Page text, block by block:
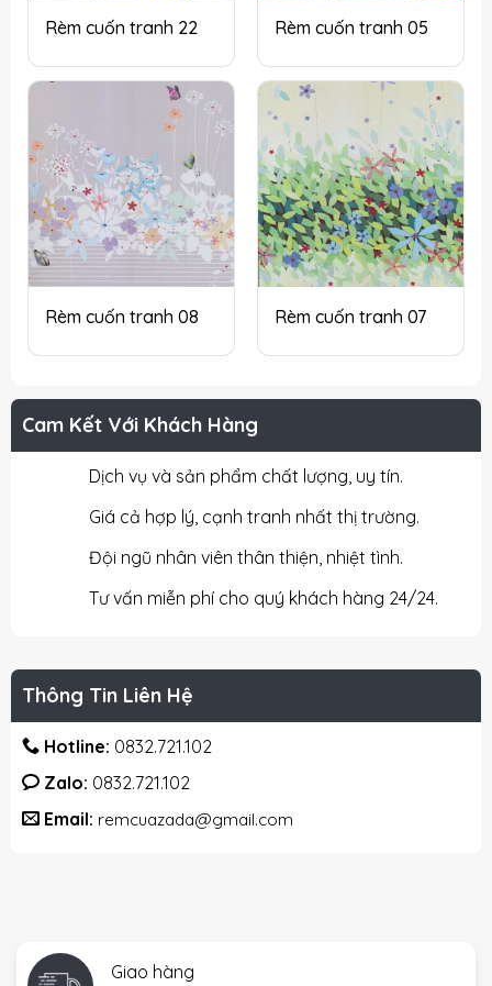
Cam Kết Với Khách Hàng
Dịch vụ và sản phẩm chất lượng, uy tín.
Giá cả hợp lý, cạnh tranh nhất thị trường.
Đội ngũ nhân viên thân thiện, nhiệt tình.
Tư vấn miễn phí cho quý khách hàng 24/24.
Thông Tin Liên Hệ
Hotline: 0832.721.102
Zalo: 0832.721.102
Email: remcuazada@gmail.com
Rèm cuốn tranh 22 Rèm cuốn tranh 05
Rèm cuốn tranh 08 Rèm cuốn tranh 07
Giao hàng